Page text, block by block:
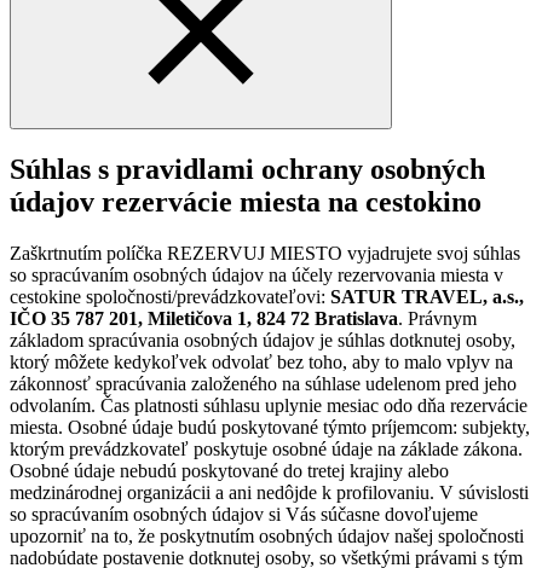
Súhlas s pravidlami ochrany osobných
údajov rezervácie miesta na cestokino
Zaškrtnutím políčka REZERVUJ MIESTO vyjadrujete svoj súhlas
so spracúvaním osobných údajov na účely rezervovania miesta v
cestokine spoločnosti/prevádzkovateľovi: SATUR TRAVEL, a.s.,
IČO 35 787 201, Miletičova 1, 824 72 Bratislava. Právnym
základom spracúvania osobných údajov je súhlas dotknutej osoby,
ktorý môžete kedykoľvek odvolať bez toho, aby to malo vplyv na
zákonnosť spracúvania založeného na súhlase udelenom pred jeho
odvolaním. Čas platnosti súhlasu uplynie mesiac odo dňa rezervácie
miesta. Osobné údaje budú poskytované týmto príjemcom: subjekty,
ktorým prevádzkovateľ poskytuje osobné údaje na základe zákona.
Osobné údaje nebudú poskytované do tretej krajiny alebo
medzinárodnej organizácii a ani nedôjde k profilovaniu. V súvislosti
so spracúvaním osobných údajov si Vás súčasne dovoľujeme
upozorniť na to, že poskytnutím osobných údajov našej spoločnosti
nadobúdate postavenie dotknutej osoby, so všetkými právami s tým